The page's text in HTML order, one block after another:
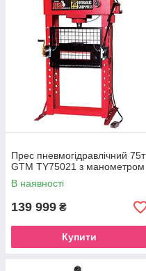
Прес пневмогідравлічний 75т
GTM TY75021 з манометром
В наявності
139 999 ₴
Купити